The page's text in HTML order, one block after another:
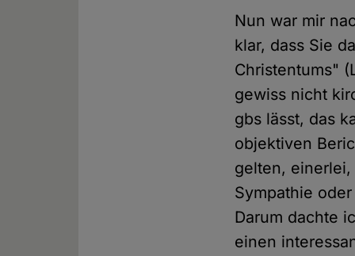
Nun war mir
klar, dass Sie
Christentums"
gewiss nicht
gbs lässt, das
objektiven
gelten,
Sympathie
Darum dachte
einen